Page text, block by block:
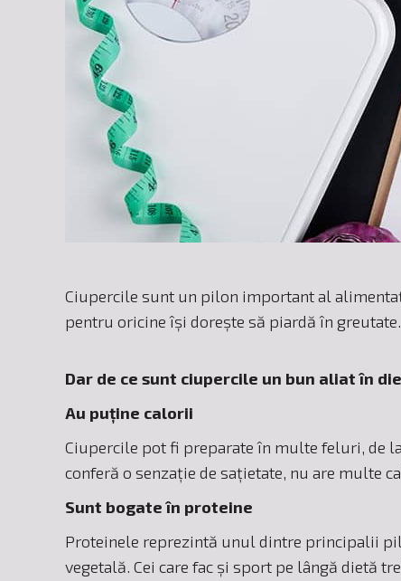
Ciupercile sunt un pilon important al
pentru oricine își dorește să piardă în greutate.
Dar de ce sunt ciupercile un bun aliat în
Au puține calorii
Ciupercile pot fi preparate în multe feluri, de
conferă o senzație de sațietate, nu are multe
Sunt bogate în proteine
Proteinele reprezintă unul dintre principalii
vegetală. Cei care fac și sport pe lângă dietă